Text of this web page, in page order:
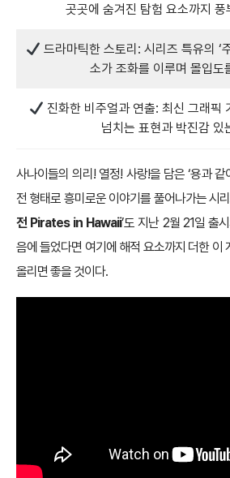
곳곳에 숨겨진 탐험 요소까지 풍
드라마틱한 스토리: 시리즈 특유의 ‘
소가 조화를 이루며 몰입도
진화한 비주얼과 연출: 최신 그래픽
넘치는 표현과 박진감 있
사나이들의 의리! 열정! 사랑!을 담은 ‘용과 같
전 형태로 흥미로운 이야기를 풀어나가는 시
전 Pirates in Hawaii’도 지난 2월 21일 출
음에 들었다면 여기에 해적 요소까지 더한 이
올리면 좋을 것이다.